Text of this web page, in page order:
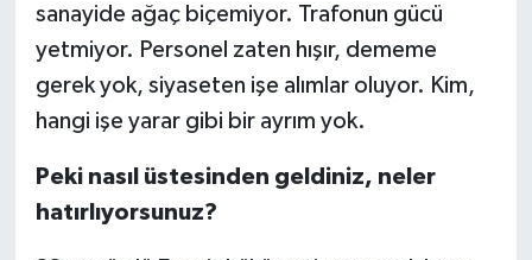
sanayide ağaç biçemiyor. Trafonun gücü
yetmiyor. Personel zaten hışır, dememe
gerek yok, siyaseten işe alımlar oluyor. Kim,
hangi işe yarar gibi bir ayrım yok.
Peki nasıl üstesinden geldiniz, neler
hatırlıyorsunuz?